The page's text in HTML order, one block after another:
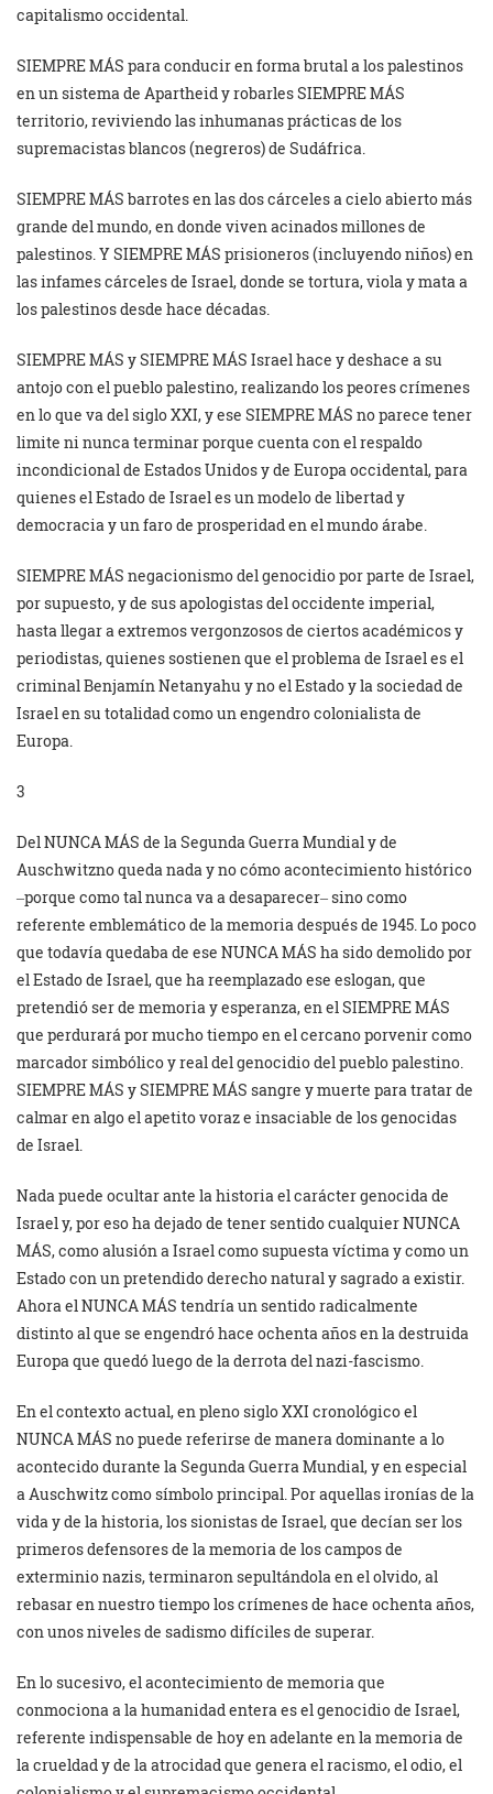
capitalismo occidental.
SIEMPRE MÁS para conducir en forma brutal a los palestinos
en un sistema de Apartheid y robarles SIEMPRE MÁS
territorio, reviviendo las inhumanas prácticas de los
supremacistas blancos (negreros) de Sudáfrica.
SIEMPRE MÁS barrotes en las dos cárceles a cielo abierto más
grande del mundo, en donde viven acinados millones de
palestinos. Y SIEMPRE MÁS prisioneros (incluyendo niños) en
las infames cárceles de Israel, donde se tortura, viola y mata a
los palestinos desde hace décadas.
SIEMPRE MÁS y SIEMPRE MÁS Israel hace y deshace a su
antojo con el pueblo palestino, realizando los peores crímenes
en lo que va del siglo XXI, y ese SIEMPRE MÁS no parece tener
limite ni nunca terminar porque cuenta con el respaldo
incondicional de Estados Unidos y de Europa occidental, para
quienes el Estado de Israel es un modelo de libertad y
democracia y un faro de prosperidad en el mundo árabe.
SIEMPRE MÁS negacionismo del genocidio por parte de Israel,
por supuesto, y de sus apologistas del occidente imperial,
hasta llegar a extremos vergonzosos de ciertos académicos y
periodistas, quienes sostienen que el problema de Israel es el
criminal Benjamín Netanyahu y no el Estado y la sociedad de
Israel en su totalidad como un engendro colonialista de
Europa.
3
Del NUNCA MÁS de la Segunda Guerra Mundial y de
Auschwitzno queda nada y no cómo acontecimiento histórico
‒porque como tal nunca va a desaparecer‒ sino como
referente emblemático de la memoria después de 1945. Lo poco
que todavía quedaba de ese NUNCA MÁS ha sido demolido por
el Estado de Israel, que ha reemplazado ese eslogan, que
pretendió ser de memoria y esperanza, en el SIEMPRE MÁS
que perdurará por mucho tiempo en el cercano porvenir como
marcador simbólico y real del genocidio del pueblo palestino.
SIEMPRE MÁS y SIEMPRE MÁS sangre y muerte para tratar de
calmar en algo el apetito voraz e insaciable de los genocidas
de Israel.
Nada puede ocultar ante la historia el carácter genocida de
Israel y, por eso ha dejado de tener sentido cualquier NUNCA
MÁS, como alusión a Israel como supuesta víctima y como un
Estado con un pretendido derecho natural y sagrado a existir.
Ahora el NUNCA MÁS tendría un sentido radicalmente
distinto al que se engendró hace ochenta años en la destruida
Europa que quedó luego de la derrota del nazi-fascismo.
En el contexto actual, en pleno siglo XXI cronológico el
NUNCA MÁS no puede referirse de manera dominante a lo
acontecido durante la Segunda Guerra Mundial, y en especial
a Auschwitz como símbolo principal. Por aquellas ironías de la
vida y de la historia, los sionistas de Israel, que decían ser los
primeros defensores de la memoria de los campos de
exterminio nazis, terminaron sepultándola en el olvido, al
rebasar en nuestro tiempo los crímenes de hace ochenta años,
con unos niveles de sadismo difíciles de superar.
En lo sucesivo, el acontecimiento de memoria que
conmociona a la humanidad entera es el genocidio de Israel,
referente indispensable de hoy en adelante en la memoria de
la crueldad y de la atrocidad que genera el racismo, el odio, el